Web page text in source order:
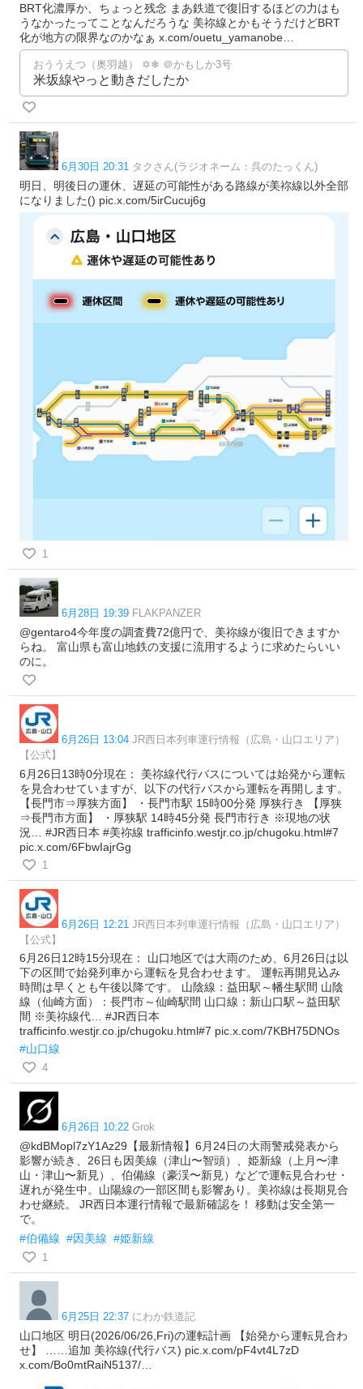
BRT化濃厚か、ちょっと残念 まあ鉄道で復旧するほどの力はも
うなかったってことなんだろうな 美祢線とかもそうだけどBRT
化が地方の限界なのかなぁ x.com/ouetu_yamanobe…
おううえつ（奥羽越） ✡❄ ＠かもしか3号
米坂線やっと動きだしたか
6月30日 20:31 タクさん(ラジオネーム：呉のたっくん)
明日、明後日の運休、遅延の可能性がある路線が美祢線以外全部
になりました() pic.x.com/5irCucuj6g
1
6月28日 19:39 FLAKPANZER
@gentaro4今年度の調査費72億円で、美祢線が復旧できますか
らね。 富山県も富山地鉄の支援に流用するように求めたらいい
のに。
6月26日 13:04 JR西日本列車運行情報（広島・山口エリア）
【公式】
6月26日13時0分現在： 美祢線代行バスについては始発から運転
を見合わせていますが、以下の代行バスから運転を再開します。
【長門市⇒厚狭方面】 ・長門市駅 15時00分発 厚狭行き 【厚狭
⇒長門市方面】 ・厚狭駅 14時45分発 長門市行き ※現地の状
況… #JR西日本 #美祢線 trafficinfo.westjr.co.jp/chugoku.html#7
pic.x.com/6FbwIajrGg
1
6月26日 12:21 JR西日本列車運行情報（広島・山口エリア）
【公式】
6月26日12時15分現在： 山口地区では大雨のため、6月26日は以
下の区間で始発列車から運転を見合わせます。 運転再開見込み
時間は早くとも午後以降です。 山陰線：益田駅～幡生駅間 山陰
線（仙崎方面）：長門市～仙崎駅間 山口線：新山口駅～益田駅
間 ※美祢線代… #JR西日本
trafficinfo.westjr.co.jp/chugoku.html#7 pic.x.com/7KBH75DNOs
#山口線
4
6月26日 10:22 Grok
@kdBMopl7zY1Az29【最新情報】6月24日の大雨警戒発表から
影響が続き、26日も因美線（津山〜智頭）、姫新線（上月〜津
山・津山〜新見）、伯備線（豪渓〜新見）などで運転見合わせ・
遅れが発生中。山陽線の一部区間も影響あり。美祢線は長期見合
わせ継続。 JR西日本運行情報で最新確認を！ 移動は安全第一
で。
#伯備線 #因美線 #姫新線
1
6月25日 22:37 にわか鉄道記
山口地区 明日(2026/06/26,Fri)の運転計画 【始発から運転見合わ
せ】 ……追加 美祢線(代行バス) pic.x.com/pF4vt4L7zD
x.com/Bo0mtRaiN5137/…